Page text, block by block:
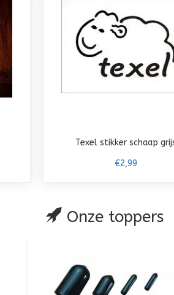
Texel stikker schaap
€2,99
Onze toppers